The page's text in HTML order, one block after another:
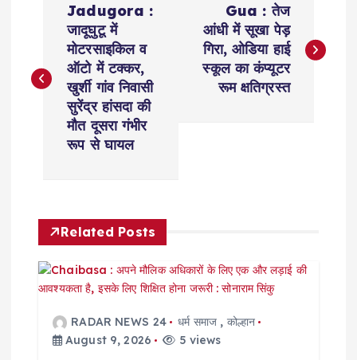
s
v
Jadugora :
जादूघुटू में
मोटरसाइकिल व
ऑटो में टक्कर,
खुर्शी गांव निवासी
सुरेंद्र हांसदा की
मौत दूसरा गंभीर
रूप से घायल
Gua : तेज
आंधी में सूखा पेड़
गिरा, ओडिया हाई
स्कूल का कंप्यूटर
रूम क्षतिग्रस्त
Related Posts
RADAR NEWS 24 धर्म समाज , कोल्हान
August 9, 2026
5 views